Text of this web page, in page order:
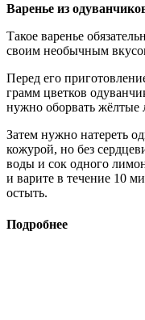
Варенье из
Такое варенье
своим необычным
Перед его
грамм цветков
нужно оборвать жёлтые
Затем нужно натереть
кожурой, но без
воды и сок одного
и варите в течение 10
остыть.
Подробнее